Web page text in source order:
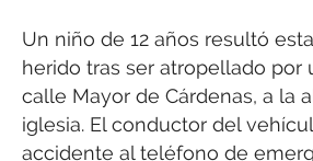
Un niño de 12 años resultó
herido tras ser atropellado por
calle Mayor de Cárdenas, a la
iglesia. El conductor del
accidente al teléfono de